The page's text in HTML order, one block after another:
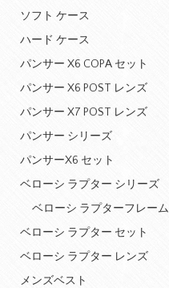
ソフト ケース
ハード ケース
パンサー X6 COPA セット
パンサー X6 POST レンズ
パンサー X7 POST レンズ
パンサー シリーズ
パンサーX6 セット
ベローシ ラプター シリーズ
ベローシ ラプターフレーム
ベローシ ラプター セット
ベローシ ラプター レンズ
メンズベスト